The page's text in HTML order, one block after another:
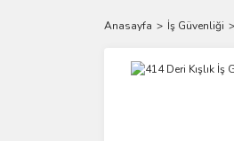
Anasayfa İş Güvenliği